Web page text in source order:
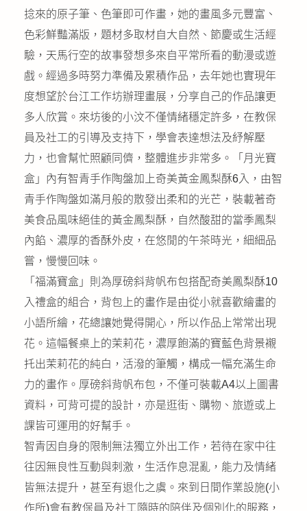
捻來的原子筆、色筆即可作畫，她的畫風多元豐富、
色彩鮮豔滿版，題材多取材自大自然、節慶或生活經
驗，天馬行空的故事發想多來自平常所看的動漫或遊
戲。經過多時努力準備及累積作品，去年她也實現年
度想望於台江工作坊辦理畫展，分享自己的作品讓更
多人欣賞。來坊後的小汶不僅情緒穩定許多，在教保
員及社工的引導及支持下，學會表達想法及紓解壓
力，也會幫忙照顧同儕，整體進步非常多。「月光寶
盒」內有智青手作陶盤加上奇美黃金鳳梨酥6入，由智
青手作陶盤如滿月般的散發出柔和的光芒，裝載著奇
美食品風味絕佳的黃金鳳梨酥，自然酸甜的當季鳳梨
內餡、濃厚的香酥外皮，在悠閒的午茶時光，細細品
嘗，慢慢回味。
「福滿寶盒」則為厚磅斜背帆布包搭配奇美鳳梨酥10
入禮盒的組合，背包上的畫作是由從小就喜歡繪畫的
小語所繪，花總讓她覺得開心，所以作品上常常出現
花。這幅餐桌上的茉莉花，濃厚飽滿的寶藍色背景襯
托出茉莉花的純白，活潑的筆觸，構成一幅充滿生命
力的畫作。厚磅斜背帆布包，不僅可裝載A4以上圖書
資料，可背可提的設計，亦是逛街、購物、旅遊或上
課皆可運用的好幫手。
智青因自身的限制無法獨立外出工作，若待在家中往
往因無良性互動與刺激，生活作息混亂，能力及情緒
皆無法提升，甚至有退化之虞。來到日間作業設施(小
作所)會有教保員及社工隨時的陪伴及個別化的服務，